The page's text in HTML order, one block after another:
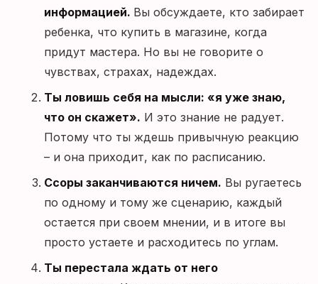
информацией. Вы обсуждаете, кто забирает
ребенка, что купить в магазине, когда
придут мастера. Но вы не говорите о
чувствах, страхах, надеждах.
Ты ловишь себя на мысли: «я уже знаю,
что он скажет». И это знание не радует.
Потому что ты ждешь привычную реакцию
– и она приходит, как по расписанию.
Ссоры заканчиваются ничем. Вы ругаетесь
по одному и тому же сценарию, каждый
остается при своем мнении, и в итоге вы
просто устаете и расходитесь по углам.
Ты перестала ждать от него